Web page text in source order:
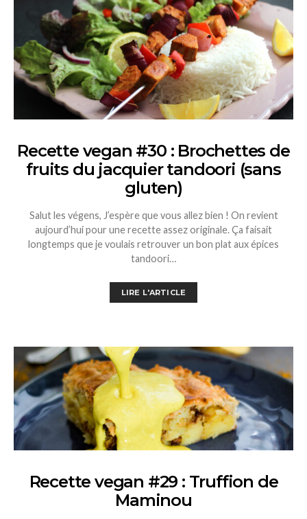
Recette vegan #30 : Brochettes de
fruits du jacquier tandoori (sans
gluten)
Salut les végens, J’espère que vous allez bien ! On revient
aujourd’hui pour une recette assez originale. Ça faisait
longtemps que je voulais retrouver un bon plat aux épices
tandoori…
LIRE L'ARTICLE
Recette vegan #29 : Truffion de
Maminou